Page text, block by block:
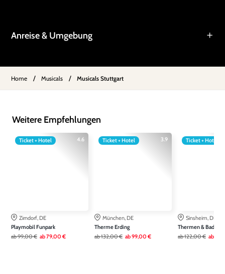
Anreise & Umgebung
Home / Musicals / Musicals Stuttgart
Weitere Empfehlungen
4.6
Ticket + Hotel
Zirndorf, DE
Playmobil Funpark
ab99,00 € ab79,00 €
3.9
Ticket + Hotel
München, DE
Therme Erding
ab132,00 € ab99,00 €
Ticket + Hotel
Sinsheim, DE
Thermen &
ab122,00 € ab